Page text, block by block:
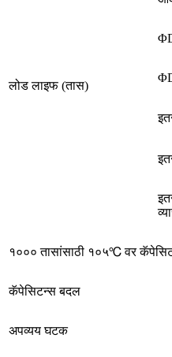
लोड लाइफ (तास)
१००० तासांसाठी १०५℃ वर
कॅपेसिटन्स बदल
अपव्यय घटक